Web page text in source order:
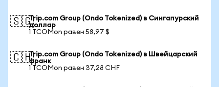
🇸🇬Trip.com Group (Ondo Tokenized) в Сингапурский
доллар
1 TCOMon равен 58,97 $
🇨🇭Trip.com Group (Ondo Tokenized) в Швейцарский
франк
1 TCOMon равен 37,28 CHF